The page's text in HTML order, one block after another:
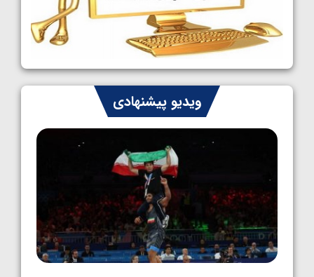
1405/05/08
کشتی فرنگی نوجوانان جهان؛ سکوی تیمی
سوم برای ایران
1405/05/07
ایران چشم به راه چهار مدال در پنج وزن دوم
کشتی فرنگی نوجوانان جهان
1405/05/06
ویدیو پیشنهادی